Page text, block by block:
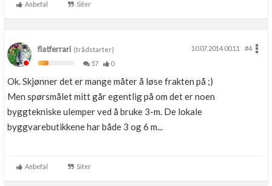
Anbefal Siter
flatferrari (trådstarter) 10.07.2014 00.11
#4
57
0
Ok. Skjønner det er mange måter å løse frakten på ;)
Men spørsmålet mitt går egentlig på om det er noen
byggtekniske ulemper ved å bruke 3-m. De lokale
byggvarebutikkene har både 3 og 6 m...
Anbefal Siter